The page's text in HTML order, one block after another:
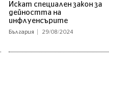
Искат специален закон за
дейността на
инфлуенсърите
България 29/08/2024